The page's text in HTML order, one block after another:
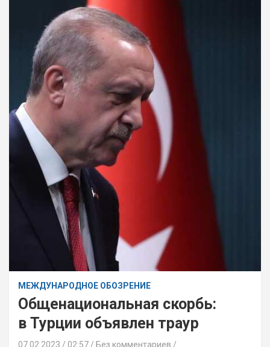
МЕЖДУНАРОДНОЕ ОБОЗРЕНИЕ
Общенациональная скорбь:
в Турции объявлен траур
07.02.2023 02:57 / Без комментариев